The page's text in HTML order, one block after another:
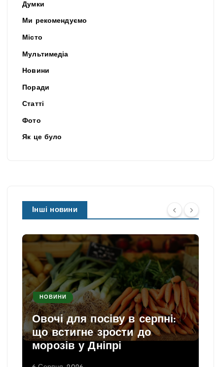
Думки
Ми рекомендуємо
Місто
Мультимедіа
Новини
Поради
Статті
Фото
Як це було
Інші новини
НОВИНИ
Овочі для посіву в серпні:
що встигне зрости до
морозів у Дніпрі